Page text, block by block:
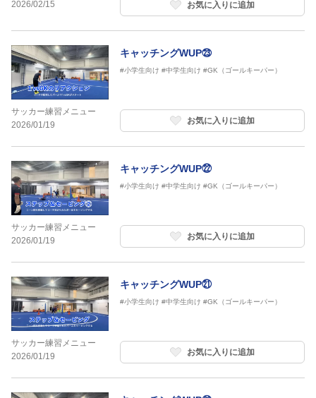
2026/02/15
お気に入りに追加
サッカー練習メニュー
2026/01/19
キャッチングWUP㉓
#小学生向け #中学生向け #GK（ゴールキーパー）
お気に入りに追加
サッカー練習メニュー
2026/01/19
キャッチングWUP㉒
#小学生向け #中学生向け #GK（ゴールキーパー）
お気に入りに追加
サッカー練習メニュー
2026/01/19
キャッチングWUP㉑
#小学生向け #中学生向け #GK（ゴールキーパー）
お気に入りに追加